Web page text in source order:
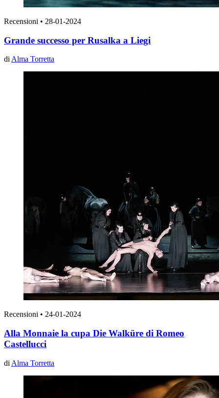
Recensioni • 28-01-2024
Grande successo per Rusalka a Liegi
di Alma Torretta
Recensioni • 24-01-2024
Alla Monnaie la cupa Die Walküre di Romeo
Castellucci
di Alma Torretta